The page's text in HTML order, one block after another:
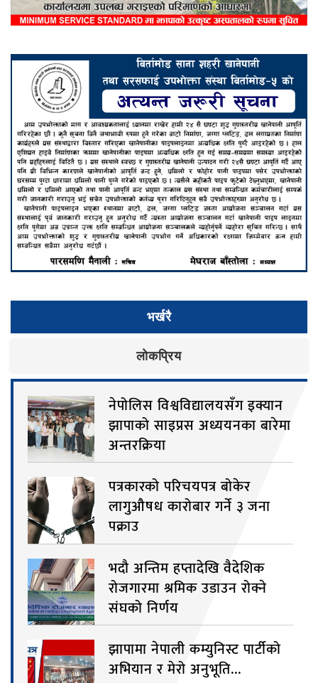
भर्खरै
लाेकप्रिय
नेपोलिस विश्वविद्यालयसँग इक्यान
झापाको साइप्रस अध्ययनका बारेमा
अन्तरक्रिया
पत्रकारको परिचयपत्र बोकेर
लागुऔषध कारोबार गर्ने ३ जना
पक्राउ
भदौ अन्तिम हप्तादेखि वैदेशिक
रोजगारमा श्रमिक उडाउन रोक्ने
संघको निर्णय
झापामा नेपाली कम्युनिस्ट पार्टीको
अभियान र मेरो अनुभूति...